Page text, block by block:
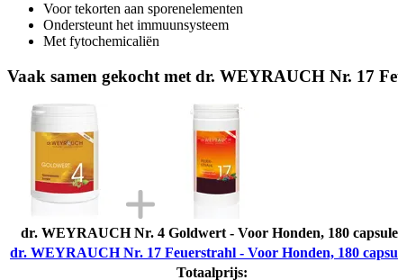
Voor tekorten aan sporenelementen
Ondersteunt het immuunsysteem
Met fytochemicaliën
Vaak samen gekocht met dr. WEYRAUCH Nr. 17
dr. WEYRAUCH Nr. 4 Goldwert - Voor Honden, 180
dr. WEYRAUCH Nr. 17 Feuerstrahl - Voor Honden, 180
Totaalprijs: